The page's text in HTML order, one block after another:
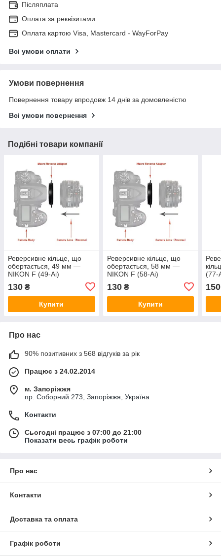
Післяплата
Оплата за реквізитами
Оплата картою Visa, Mastercard - WayForPay
Всі умови оплати
Умови повернення
Повернення товару впродовж 14 днів за домовленістю
Всі умови повернення
Подібні товари компанії
Реверсивне кільце, що
обертається, 49 мм —
NIKON F (49-Ai)
130 ₴
Купити
Реверсивне кільце, що
обертається, 58 мм —
NIKON F (58-Ai)
130₴
Купити
(77-
150
Про нас
90% позитивних з 568 відгуків за рік
Працює з 24.02.2014
м. Запоріжжя
пр. Соборний 273, Запоріжжя, Україна
Контакти
Сьогодні працює з 07:00 до 21:00
Показати весь графік роботи
Про нас
Контакти
Доставка та оплата
Графік роботи